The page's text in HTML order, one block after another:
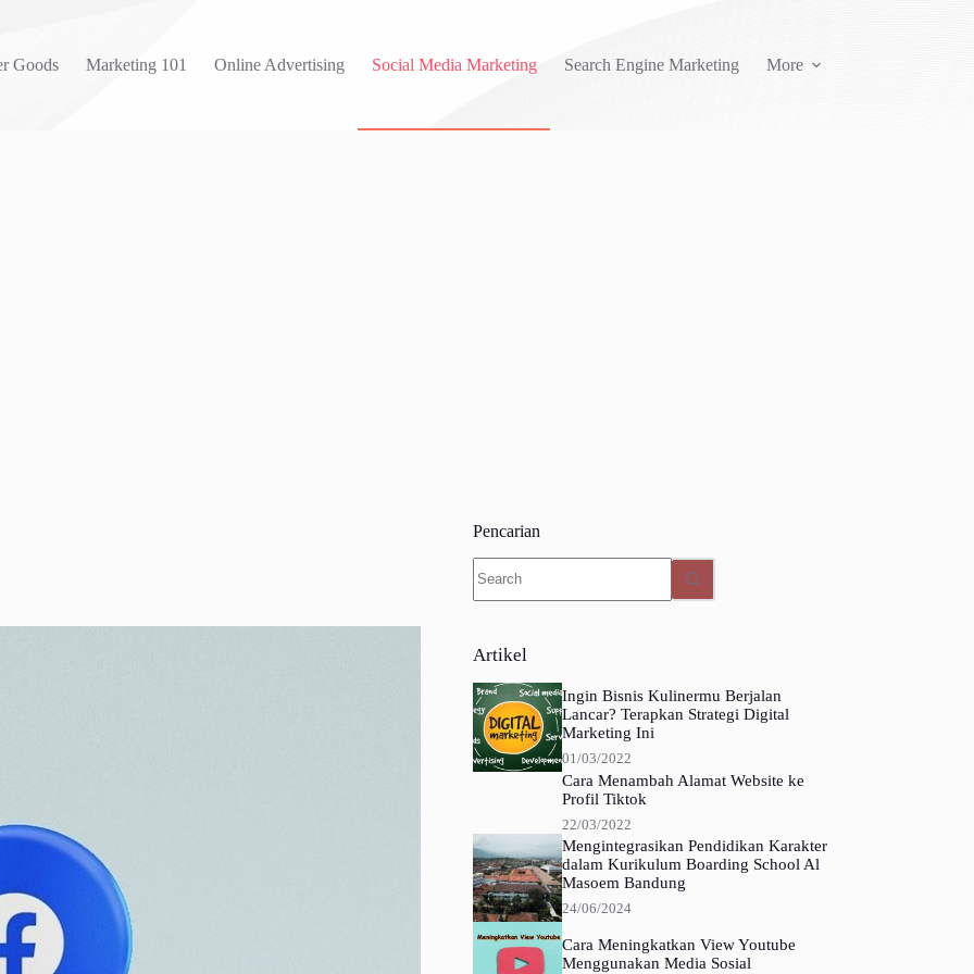
Goods Marketing 101 Online Advertising Social Media Marketing Search Engine Marketing More
Pencarian
results
Artikel
Ingin Bisnis Kulinermu Berjalan
Lancar? Terapkan Strategi Digital
Marketing Ini
01/03/2022
Cara Menambah Alamat Website ke
Profil Tiktok
22/03/2022
Mengintegrasikan Pendidikan Karakter
dalam Kurikulum Boarding School Al
Masoem Bandung
24/06/2024
Cara Meningkatkan View Youtube
Menggunakan Media Sosial